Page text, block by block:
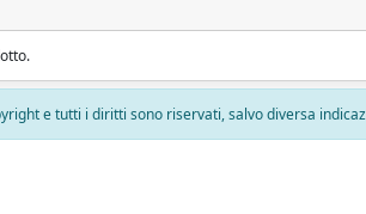
e tutti i diritti sono riservati, salvo diversa